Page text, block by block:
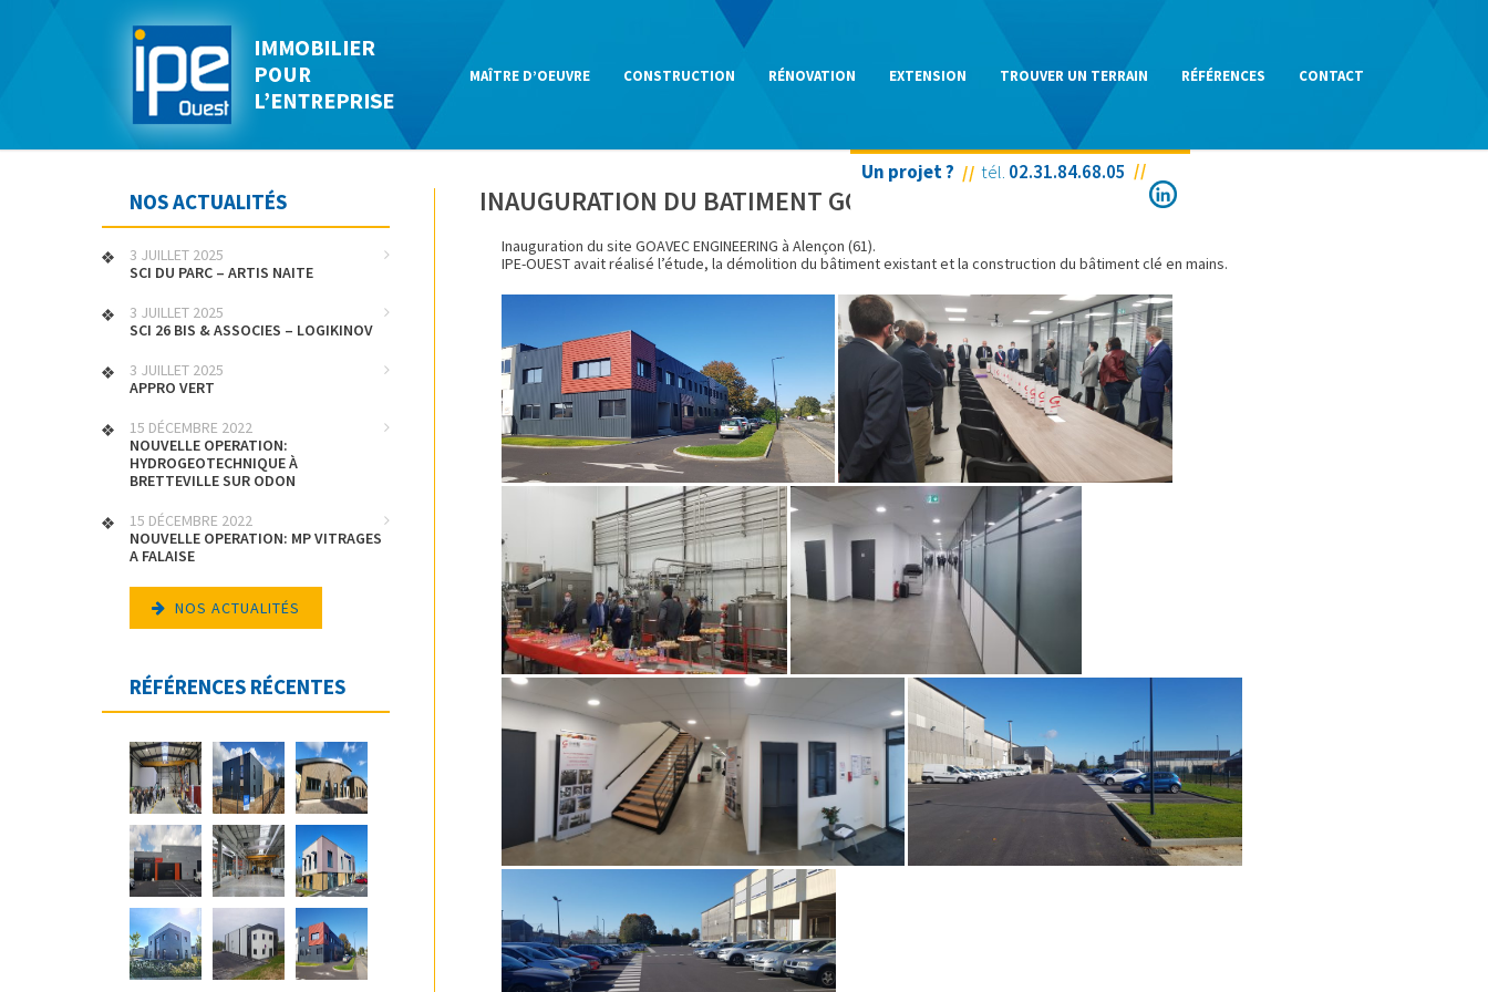
MAÎTRE D’OEUVRE CONSTRUCTION RÉNOVATION EXTENSION TROUVER UN TERRAIN RÉFÉRENCES CONTACT
Un projet ? tél. 02.31.84.68.05
INAUGURATION DU BATIMENT GOAVEC ENGINEERING
Inauguration du site GOAVEC ENGINEERING à Alençon (61).
IPE-OUEST avait réalisé l’étude, la démolition du bâtiment existant et la construction du bâtiment clé en mains.
NOS ACTUALITÉS
3 JUILLET 2025
SCI DU PARC – ARTIS NAITE
3 JUILLET 2025
SCI 26 BIS & ASSOCIES – LOGIKINOV
3 JUILLET 2025
APPRO VERT
15 DÉCEMBRE 2022
NOUVELLE OPERATION:
HYDROGEOTECHNIQUE À
BRETTEVILLE SUR ODON
15 DÉCEMBRE 2022
NOUVELLE OPERATION: MP VITRAGES
A FALAISE
NOS ACTUALITÉS
RÉFÉRENCES RÉCENTES